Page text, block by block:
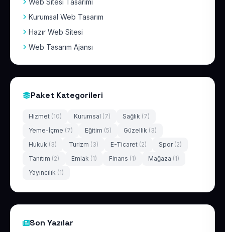
Web Sitesi Tasarımı
Kurumsal Web Tasarım
Hazır Web Sitesi
Web Tasarım Ajansı
Paket Kategorileri
Hizmet (10) Kurumsal (7) Sağlık (7)
Yeme-İçme (7) Eğitim (5) Güzellik (3)
Hukuk (3) Turizm (3) E-Ticaret (2) Spor (2)
Tanıtım (2) Emlak (1) Finans (1) Mağaza (1)
Yayıncılık (1)
Son Yazılar